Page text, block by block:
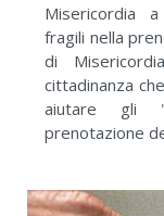
Misericordia
fragili nella
di
cittadinanza
aiutare gli
prenotazione